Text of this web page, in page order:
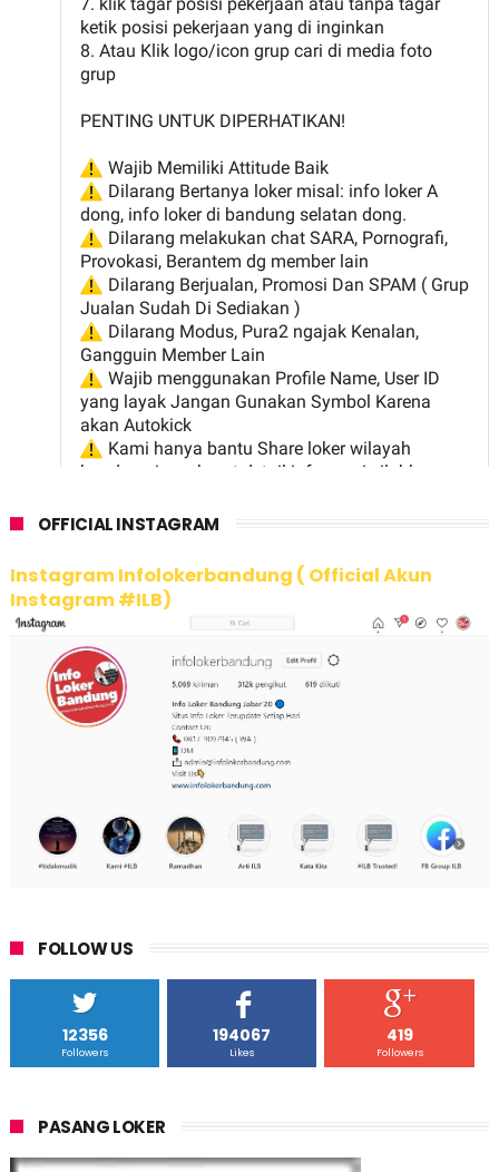
OFFICIAL INSTAGRAM
Instagram Infolokerbandung ( Official Akun
Instagram #ILB)
FOLLOW US
12356
Followers
194067
Likes
419
Followers
PASANG LOKER